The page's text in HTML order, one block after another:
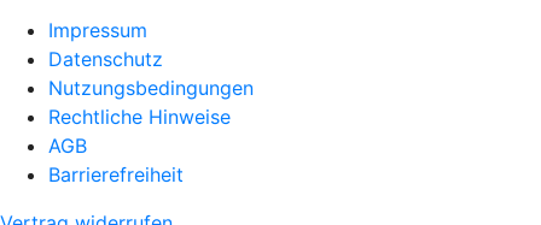
Impressum
Datenschutz
Nutzungsbedingungen
Rechtliche Hinweise
AGB
Barrierefreiheit